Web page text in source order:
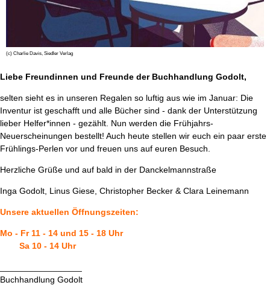
(c) Charlie Davis, Siedler Verlag
Liebe Freundinnen und Freunde der Buchhandlung Godolt,
selten sieht es in unseren Regalen so luftig aus wie im Januar: Die
Inventur ist geschafft und alle Bücher sind - dank der Unterstützung
lieber Helfer*innen - gezählt. Nun werden die Frühjahrs-
Neuerscheinungen bestellt! Auch heute stellen wir euch ein paar erste
Frühlings-Perlen vor und freuen uns auf euren Besuch.
Herzliche Grüße und auf bald in der Danckelmannstraße
Inga Godolt, Linus Giese, Christopher Becker & Clara Leinemann
Unsere aktuellen Öffnungszeiten:
Mo - Fr 11 - 14 und 15 - 18 Uhr
Sa 10 - 14 Uhr
Buchhandlung Godolt